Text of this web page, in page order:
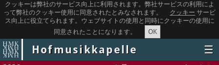
クッキーは弊社のサービス向上に利用されます。弊社サービスの利用によ
って弊社のクッキー使用に同意されたとみなされます。
クッキー サービ
ス向上に役立てられます。ウェブサイトの使用と同時にクッキーの使用に
同意されたことになります。
OK
Hofmusikkapelle ☰